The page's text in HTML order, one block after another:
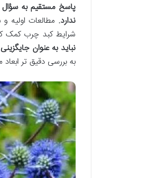
پاسخ مستقیم به
ندارد. مطالعات اولیه
شرایط کبد چرب کمک
نباید به عنوان
به بررسی دقیق تر